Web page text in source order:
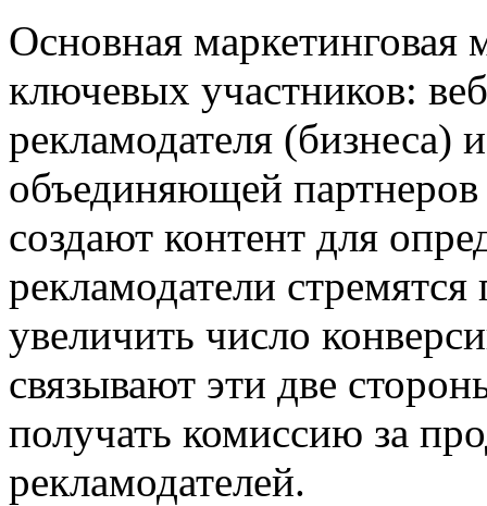
Основная маркетинговая
ключевых участников:
рекламодателя (бизнеса)
объединяющей
создают контент для
рекламодатели
увеличить число
связывают эти две
получать комиссию за
рекламодателей.